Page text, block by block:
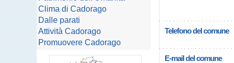
Telefono del comune
E-mail del comune
Clima di Cadorago
Dalle parati
Attività Cadorago
Promuovere Cadorago